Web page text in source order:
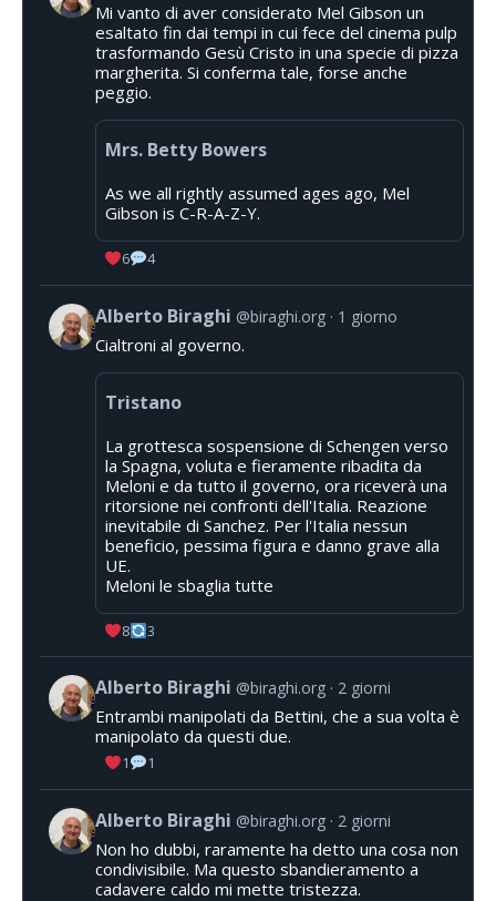
Mi vanto di aver considerato Mel Gibson un
esaltato fin dai tempi in cui fece del cinema pulp
trasformando Gesù Cristo in una specie di pizza
margherita. Si conferma tale, forse anche
peggio.
Mrs. Betty Bowers
As we all rightly assumed ages ago, Mel
Gibson is C-R-A-Z-Y.
6 4
Alberto Biraghi @biraghi.org 1 giorno
Cialtroni al governo.
Tristano
La grottesca sospensione di Schengen verso
la Spagna, voluta e fieramente ribadita da
Meloni e da tutto il governo, ora riceverà una
ritorsione nei confronti dell'Italia. Reazione
inevitabile di Sanchez. Per l'Italia nessun
beneficio, pessima figura e danno grave alla
UE.
Meloni le sbaglia tutte
8 3
Alberto Biraghi @biraghi.org 2 giorni
Entrambi manipolati da Bettini, che a sua volta è
manipolato da questi due.
1 1
Alberto Biraghi @biraghi.org 2 giorni
Non ho dubbi, raramente ha detto una cosa non
condivisibile. Ma questo sbandieramento a
cadavere caldo mi mette tristezza.